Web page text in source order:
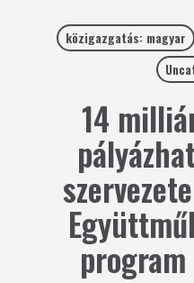
közigazgatás: magyar
14